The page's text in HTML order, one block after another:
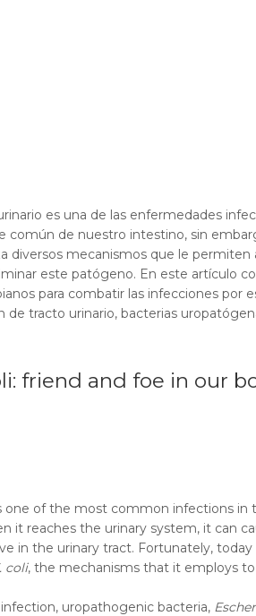
es una de las enfermedades
común de nuestro intestino, sin
diversos mecanismos que le permiten
este patógeno. En este artículo
para combatir las infecciones por
de tracto urinario, bacterias
friend and foe in our
one of the most common infections in
it reaches the urinary system, it can
in the urinary tract. Fortunately,
coli, the mechanisms that it employs
uropathogenic bacteria,